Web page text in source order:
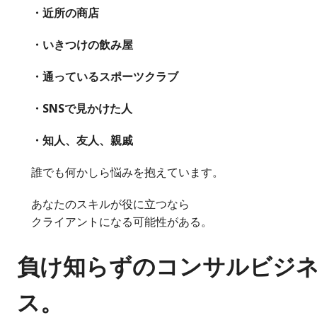
・近所の商店
・いきつけの飲み屋
・通っているスポーツクラブ
・SNSで見かけた人
・知人、友人、親戚
誰でも何かしら悩みを抱えています。
あなたのスキルが役に立つなら
クライアントになる可能性がある。
負け知らずのコンサルビジ
ス。